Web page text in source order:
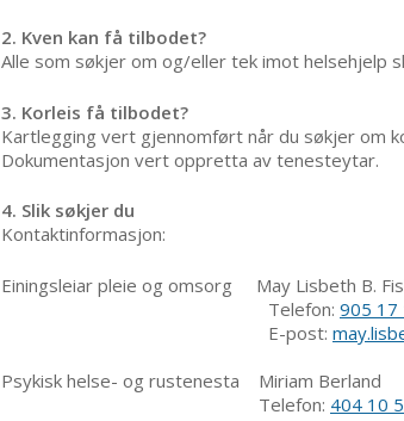
2. Kven kan få tilbodet?
Alle som søkjer om og/eller tek imot helsehjelp
3. Korleis få tilbodet?
Kartlegging vert gjennomført når du søkjer om
Dokumentasjon vert oppretta av tenesteytar.
4. Slik søkjer du
Kontaktinformasjon:
Einingsleiar pleie og omsorg May Lisbeth B.
Telefon: 905 17
E-post:
Psykisk helse- og rustenesta Miriam Berland
Telefon: 404 10